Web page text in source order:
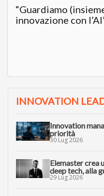
“Guardiamo
innovazione con
INNOVATION
Innovation
priorità
30 Lug 2026
Elemaster crea
deep tech, alla
29 Lug 2026